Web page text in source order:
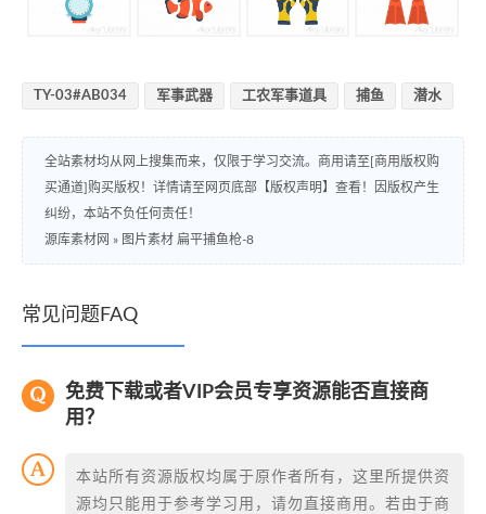
TY-03#AB034 军事武器 工农军事道具 捕鱼 潜水
全站素材均从网上搜集而来，仅限于学习交流。商用请至[商用版权购
买通道]购买版权！详情请至网页底部【版权声明】查看！因版权产生
纠纷，本站不负任何责任！
源库素材网 » 图片素材 扁平捕鱼枪-8
常见问题FAQ
免费下载或者VIP会员专享资源能否直接商
用？
本站所有资源版权均属于原作者所有，这里所提供资
源均只能用于参考学习用，请勿直接商用。若由于商